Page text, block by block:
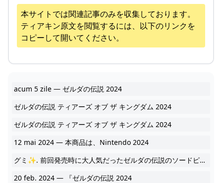
本サイトでは関連記事のみを収集しております。
ティアキン原文を閲覧するには、以下のリンクを
コピーして開いてください。
acum 5 zile — ゼルダの伝説 2024
ゼルダの伝説 ティアーズ オブ ザ キングダム 2024
ゼルダの伝説 ティアーズ オブ ザ キングダム 2024
12 mai 2024 — 本商品は、Nintendo 2024
グミ✨. 前回発売時に大人気だったゼルダの伝説のソードピック＆グミが再販されました ゲームに出てくる敵キャラチュチュがグミになっています 2024
20 feb. 2024 — 『ゼルダの伝説 2024